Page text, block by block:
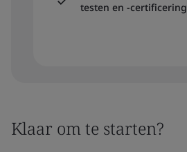
testen en -certificering
Klaar om te starten?